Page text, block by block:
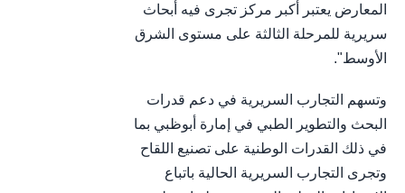
المعارض يعتبر أكبر مركز تجرى فيه أبحاث
سريرية للمرحلة الثالثة على مستوى الشرق
الأوسط".
وتسهم التجارب السريرية في دعم قدرات
البحث والتطوير الطبي في إمارة أبوظبي بما
في ذلك القدرات الوطنية على تصنيع اللقاح
وتجرى التجارب السريرية الحالية باتباع